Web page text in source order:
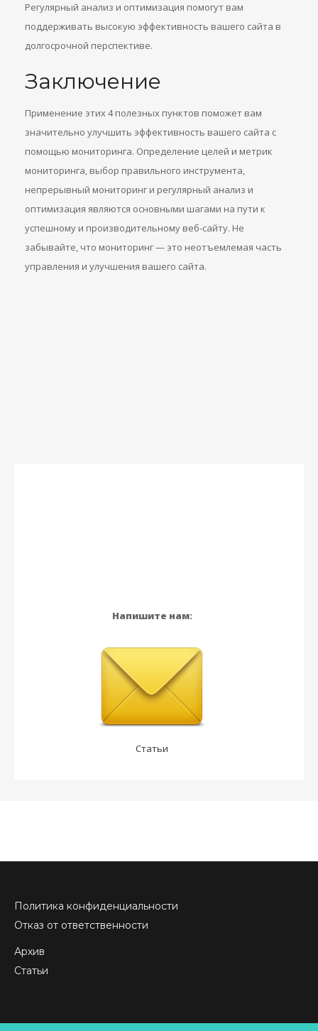
Регулярный анализ и оптимизация помогут вам
поддерживать высокую эффективность вашего сайта в
долгосрочной перспективе.
Заключение
Применение этих 4 полезных пунктов поможет вам
значительно улучшить эффективность вашего сайта с
помощью мониторинга. Определение целей и метрик
мониторинга, выбор правильного инструмента,
непрерывный мониторинг и регулярный анализ и
оптимизация являются основными шагами на пути к
успешному и производительному веб-сайту. Не
забывайте, что мониторинг — это неотъемлемая часть
управления и улучшения вашего сайта.
Напишите нам:
Статьи
Политика конфиденциальности
Отказ от ответственности
Архив
Статьи